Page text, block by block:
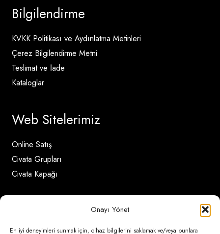
Onayı Yönet
En iyi deneyimleri sunmak için, cihaz bilgilerini saklamak ve/veya bunlara
Bilgilendirme
KVKK Politikası ve Aydınlatma Metinleri
Çerez Bilgilendirme Metni
Teslimat ve İade
Kataloglar
Web Sitelerimiz
Online Satış
Civata Grupları
Civata Kapağı
İletişim Detayları